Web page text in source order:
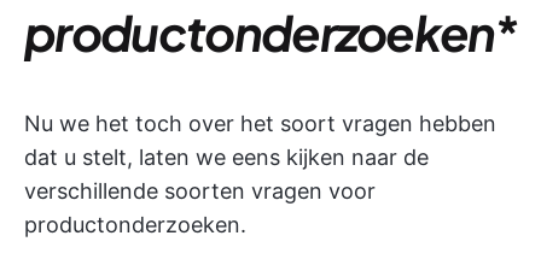
productonderzoeken*
Nu we het toch over het soort vragen hebben
dat u stelt, laten we eens kijken naar de
verschillende soorten vragen voor
productonderzoeken.